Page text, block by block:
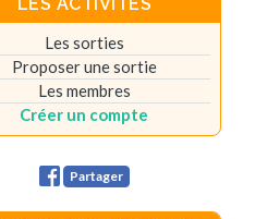
LES ACTIVITÉS
Les sorties
Proposer une sortie
Les membres
Créer un compte
Partager